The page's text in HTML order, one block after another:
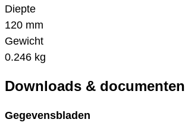
Diepte
120 mm
Gewicht
0.246 kg
Downloads & documenten
Gegevensbladen